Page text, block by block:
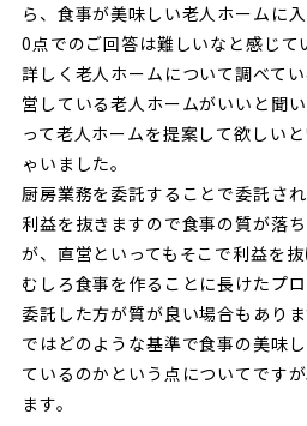
ら、食事が美味しい老人ホームに
0点でのご回答は難しいなと感じて
詳しく老人ホームについて調べて
営している老人ホームがいいと聞
って老人ホームを提案して欲しい
ゃいました。
厨房業務を委託することで委託さ
利益を抜きますので食事の質が落
が、直営といってもそこで利益を抜
むしろ食事を作ることに長けたプ
委託した方が質が良い場合もありま
ではどのような基準で食事の美味
ているのかという点についてです
ます。